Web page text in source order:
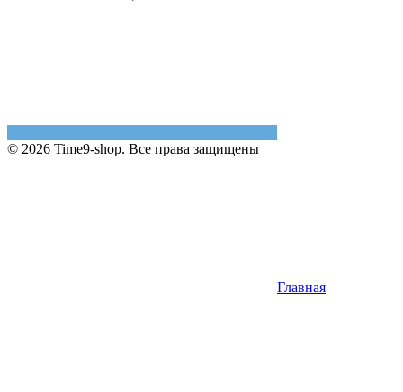
© 2026 Time9-shop. Все права защищены
Главная